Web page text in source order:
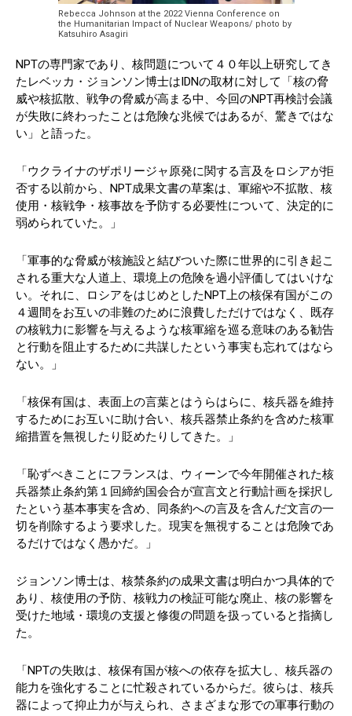
Rebecca Johnson at the 2022 Vienna Conference on
the Humanitarian Impact of Nuclear Weapons/ photo by
Katsuhiro Asagiri
NPTの専門家であり、核問題について４０年以上研究してき
たレベッカ・ジョンソン博士はIDNの取材に対して「核の脅
威や核拡散、戦争の脅威が高まる中、今回のNPT再検討会議
が失敗に終わったことは危険な兆候ではあるが、驚きではな
い」と語った。
「ウクライナのザポリージャ原発に関する言及をロシアが拒
否する以前から、NPT成果文書の草案は、軍縮や不拡散、核
使用・核戦争・核事故を予防する必要性について、決定的に
弱められていた。」
「軍事的な脅威が核施設と結びついた際に世界的に引き起こ
される重大な人道上、環境上の危険を過小評価してはいけな
い。それに、ロシアをはじめとしたNPT上の核保有国がこの
４週間をお互いの非難のために浪費しただけではなく、既存
の核戦力に影響を与えるような核軍縮を巡る意味のある勧告
と行動を阻止するために共謀したという事実も忘れてはなら
ない。」
「核保有国は、表面上の言葉とはうらはらに、核兵器を維持
するためにお互いに助け合い、核兵器禁止条約を含めた核軍
縮措置を無視したり貶めたりしてきた。」
「恥ずべきことにフランスは、ウィーンで今年開催された核
兵器禁止条約第１回締約国会合が宣言文と行動計画を採択し
たという基本事実を含め、同条約への言及を含んだ文言の一
切を削除するよう要求した。現実を無視することは危険であ
るだけではなく愚かだ。」
ジョンソン博士は、核禁条約の成果文書は明白かつ具体的で
あり、核使用の予防、核戦力の検証可能な廃止、核の影響を
受けた地域・環境の支援と修復の問題を扱っていると指摘し
た。
「NPTの失敗は、核保有国が核への依存を拡大し、核兵器の
能力を強化することに忙殺されているからだ。彼らは、核兵
器によって抑止力が与えられ、さまざまな形での軍事行動の